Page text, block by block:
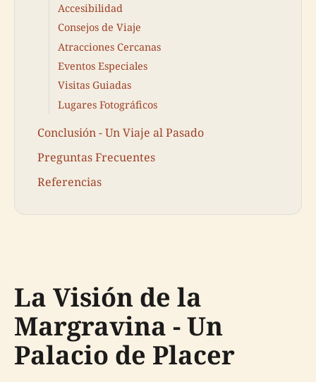
Accesibilidad
Consejos de Viaje
Atracciones Cercanas
Eventos Especiales
Visitas Guiadas
Lugares Fotográficos
Conclusión - Un Viaje al Pasado
Preguntas Frecuentes
Referencias
La Visión de la
Margravina - Un
Palacio de Placer